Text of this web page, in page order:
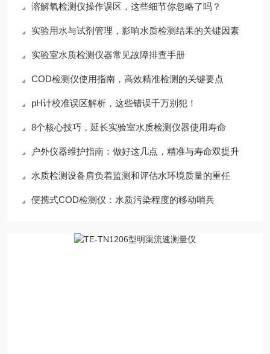
溶解氧检测仪操作误区，这些细节你忽略了吗？
实验用水与试剂管理，影响水质检测结果的关键因素
实验室水质检测仪器常见故障排查手册
COD检测仪使用指南，高效精准检测的关键要点
pH计校准误区解析，这些错误千万别犯！
8个核心技巧，延长实验室水质检测仪器使用寿命
户外仪器维护指南：做好这几点，精准与寿命双提升
水质检测设备肩负着监测和评估水环境质量的重任
便携式COD检测仪：水质污染程度的移动哨兵